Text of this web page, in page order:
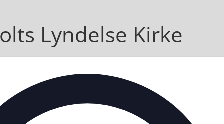
Lyndelse Kirke